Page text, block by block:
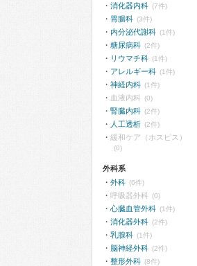
消化器内科 (7件)
胃腸科 (3件)
内分泌代謝科 (1件)
糖尿病科 (2件)
リウマチ科 (1件)
アレルギー科 (1件)
神経内科 (1件)
血液内科 (0)
腎臓内科 (2件)
人工透析 (2件)
緩和ケア（ホスピス）
(0)
外科系
外科 (6件)
呼吸器外科 (0)
心臓血管外科 (1件)
消化器外科 (2件)
乳腺科 (1件)
脳神経外科 (2件)
整形外科 (8件)